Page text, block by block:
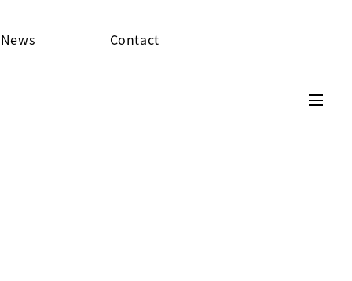
News Contact